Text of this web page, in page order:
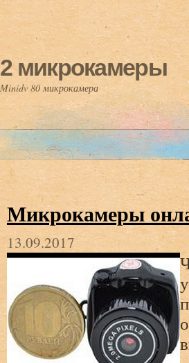
2 микрокамеры
Minidv 80 микрокамера
Микрокамеры
13.09.2017